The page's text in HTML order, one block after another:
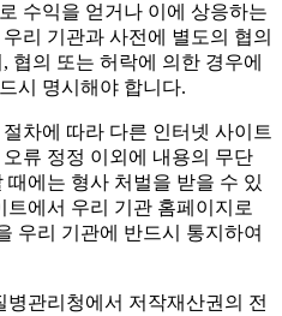
수익을 얻거나 이에 상응하는
리 기관과 사전에 별도의 협의
협의 또는 허락에 의한 경우에
시 명시해야 합니다.
차에 따라 다른 인터넷 사이트
류 정정 이외에 내용의 무단
에는 형사 처벌을 받을 수 있
에서 우리 기관 홈페이지로
우리 기관에 반드시 통지하여
관리청에서 저작재산권의 전